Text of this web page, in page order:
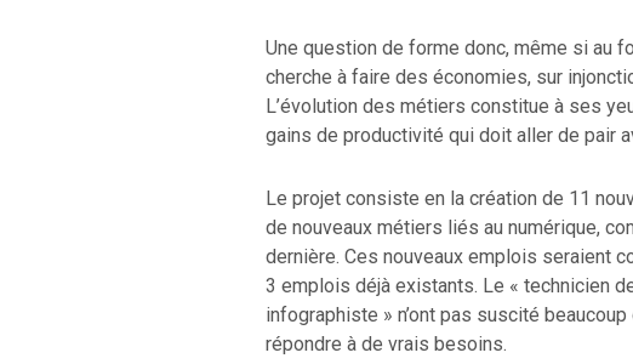
Une question de forme donc, même si au
cherche à faire des économies, sur
L’évolution des métiers constitue à ses
gains de productivité qui doit aller de pair
Le projet consiste en la création de 11
de nouveaux métiers liés au numérique,
dernière. Ces nouveaux emplois seraient
3 emplois déjà existants. Le « technicien
infographiste » n’ont pas suscité
répondre à de vrais besoins.